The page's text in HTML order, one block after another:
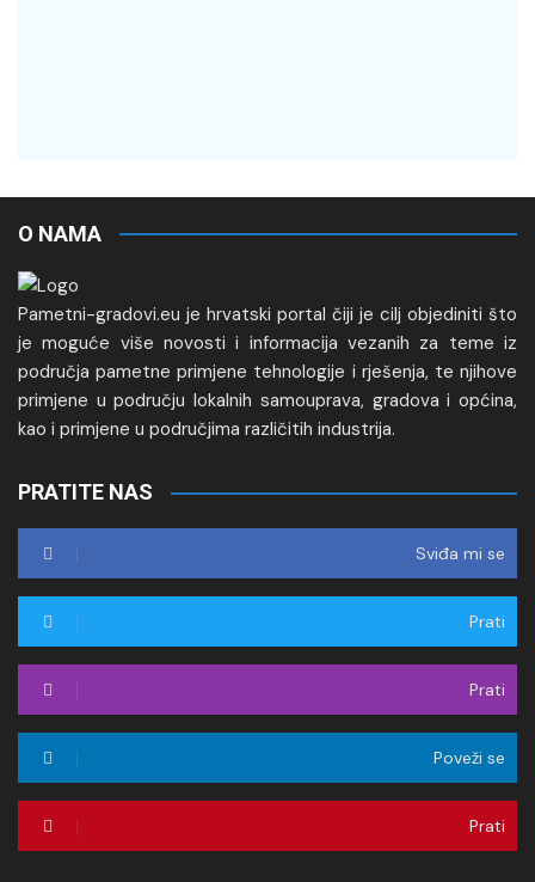
O NAMA
Pametni-gradovi.eu je hrvatski portal čiji je cilj objediniti što
je moguće više novosti i informacija vezanih za teme iz
područja pametne primjene tehnologije i rješenja, te njihove
primjene u području lokalnih samouprava, gradova i općina,
kao i primjene u područjima različitih industrija.
PRATITE NAS
Sviđa mi se
Prati
Prati
Poveži se
Prati